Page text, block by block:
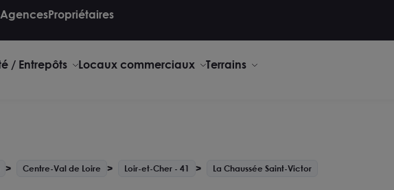
AgencesPropriétaires
/ Entrepôts Locaux commerciaux Terrains
Centre-Val de Loire Loir-et-Cher - 41 La Chaussée Saint-Victor